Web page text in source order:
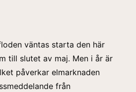
väntas starta den här
till slutet av maj. Men i år är
påverkar elmarknaden
från